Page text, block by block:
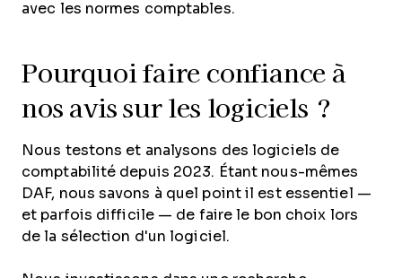
avec les normes comptables.
Pourquoi faire confiance à
nos avis sur les logiciels ?
Nous testons et analysons des logiciels de
comptabilité depuis 2023. Étant nous-mêmes
DAF, nous savons à quel point il est essentiel —
et parfois difficile — de faire le bon choix lors
de la sélection d'un logiciel.